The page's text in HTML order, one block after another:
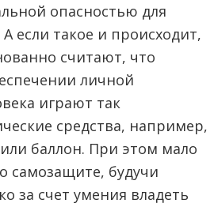
опасностью для
если такое и происходит,
считают, что
личной
играют так
средства, например,
баллон. При этом мало
самозащите, будучи
за счет умения владеть